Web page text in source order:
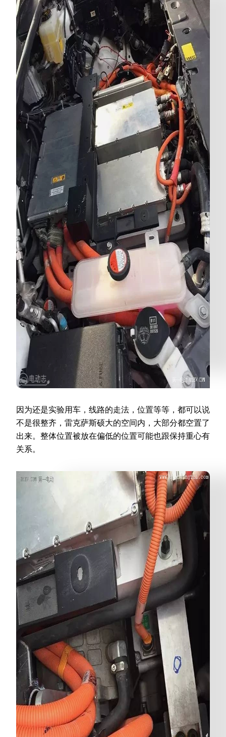
因为还是实验用车，线路的走法，位置等等，都可以说
不是很整齐，雷克萨斯硕大的空间内，大部分都空置了
出来。整体位置被放在偏低的位置可能也跟保持重心有
关系。